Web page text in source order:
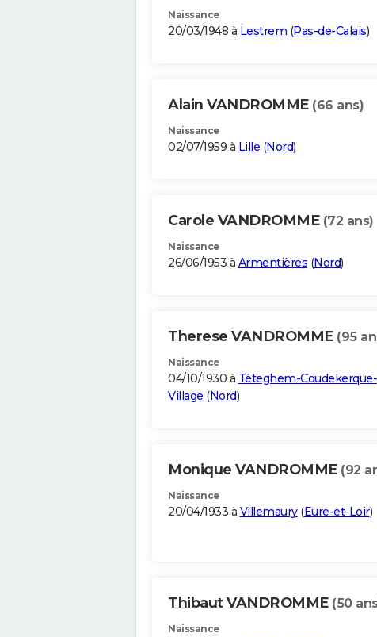
Naissance
20/03/1948 à Lestrem (Pas-de-Calais)
Alain VANDROMME (66 ans)
Naissance
02/07/1959 à Lille (Nord)
Carole VANDROMME (72 ans)
Naissance
26/06/1953 à Armentières (Nord)
Therese VANDROMME (95
Naissance
04/10/1930 à Téteghem-Coudekerque-
Village (Nord)
Monique VANDROMME (92
Naissance
20/04/1933 à Villemaury(Eure-et-Loir)
Thibaut VANDROMME (50
Naissance